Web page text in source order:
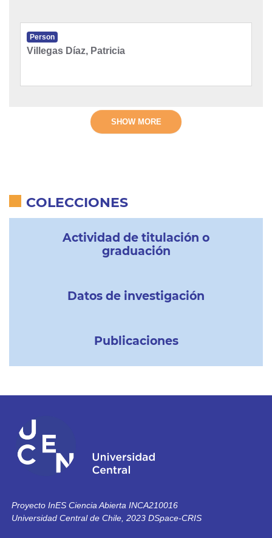
Person
Villegas Díaz, Patricia
SHOW MORE
COLECCIONES
Actividad de titulación o
graduación
Datos de investigación
Publicaciones
Proyecto InES Ciencia Abierta INCA210016
Universidad Central de Chile, 2023 DSpace-CRIS